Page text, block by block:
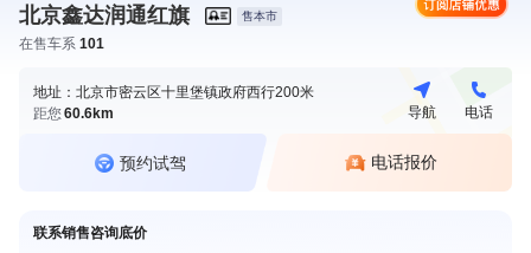
北京鑫达润通红旗 售本市
在售车系 101
地址：北京市密云区十里堡镇政府西行200米
距您60.6km 导航 电话
预约试驾 电话报价
联系销售咨询底价